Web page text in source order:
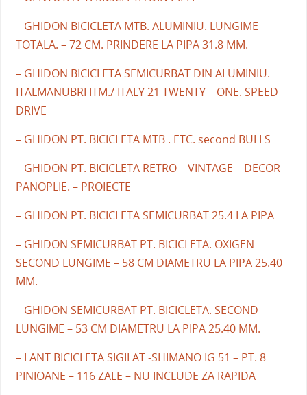
– GHIDON BICICLETA MTB. ALUMINIU. LUNGIME
TOTALA. – 72 CM. PRINDERE LA PIPA 31.8 MM.
– GHIDON BICICLETA SEMICURBAT DIN ALUMINIU.
ITALMANUBRI ITM./ ITALY 21 TWENTY – ONE. SPEED
DRIVE
– GHIDON PT. BICICLETA MTB . ETC. second BULLS
– GHIDON PT. BICICLETA RETRO – VINTAGE – DECOR –
PANOPLIE. – PROIECTE
– GHIDON PT. BICICLETA SEMICURBAT 25.4 LA PIPA
– GHIDON SEMICURBAT PT. BICICLETA. OXIGEN
SECOND LUNGIME – 58 CM DIAMETRU LA PIPA 25.40
MM.
– GHIDON SEMICURBAT PT. BICICLETA. SECOND
LUNGIME – 53 CM DIAMETRU LA PIPA 25.40 MM.
– LANT BICICLETA SIGILAT -SHIMANO IG 51 – PT. 8
PINIOANE – 116 ZALE – NU INCLUDE ZA RAPIDA